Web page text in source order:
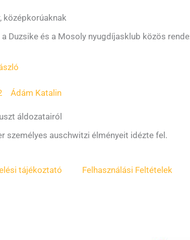
középkorúaknak
Duzsike és a Mosoly nyugdíjasklub közös
Ádám Katalin
áldozatairól
személyes auschwitzi élményeit idézte fel.
tájékoztató Felhasználási Feltételek